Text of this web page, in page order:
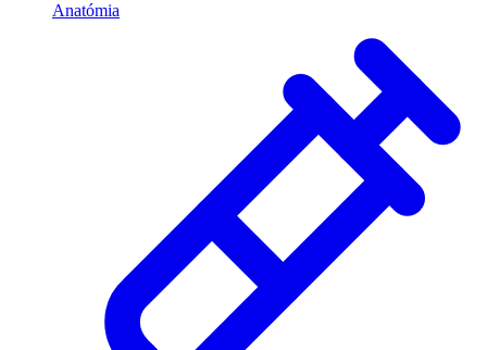
Anatómia